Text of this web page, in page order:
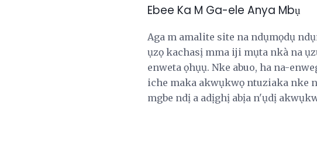
Ebee Ka M Ga-ele Anya Mbụ
Aga m amalite site na ndụmọdụ
ụzọ kachasị mma iji mụta nkà na
enweta ọhụụ. Nke abuo, ha na-
iche maka akwụkwọ ntuziaka nke
mgbe ndị a adịghị abịa n'ụdị